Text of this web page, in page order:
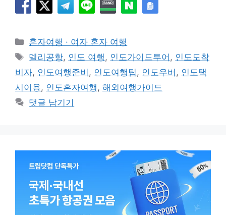
카
테
리
혼자여행 · 여자 혼자 여행
태
그
델리공항, 인도 여행, 인도가이드투어 , 인도도착
비자, 인도여행준비 , 인도여행팁, 인도우버 , 인도택
시이용, 인도혼자여행, 해외여행가이드
댓글 남기기